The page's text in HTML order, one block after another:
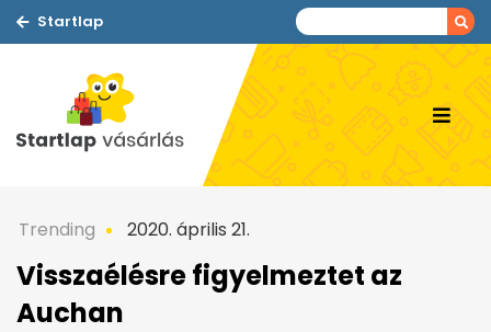
Startlap
Trending 2020. április 21.
Visszaélésre figyelmeztet az
Auchan